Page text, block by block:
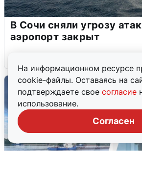
На информационном ресурсе
cookie-файлы. Оставаясь на
подтверждаете свое согласие
использование.
Согласен
В Сочи сняли угрозу
аэропорт закрыт